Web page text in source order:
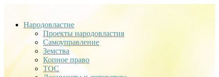
Народовластие
Проекты народовластия
Самоуправление
Земства
Копное право
ТОС